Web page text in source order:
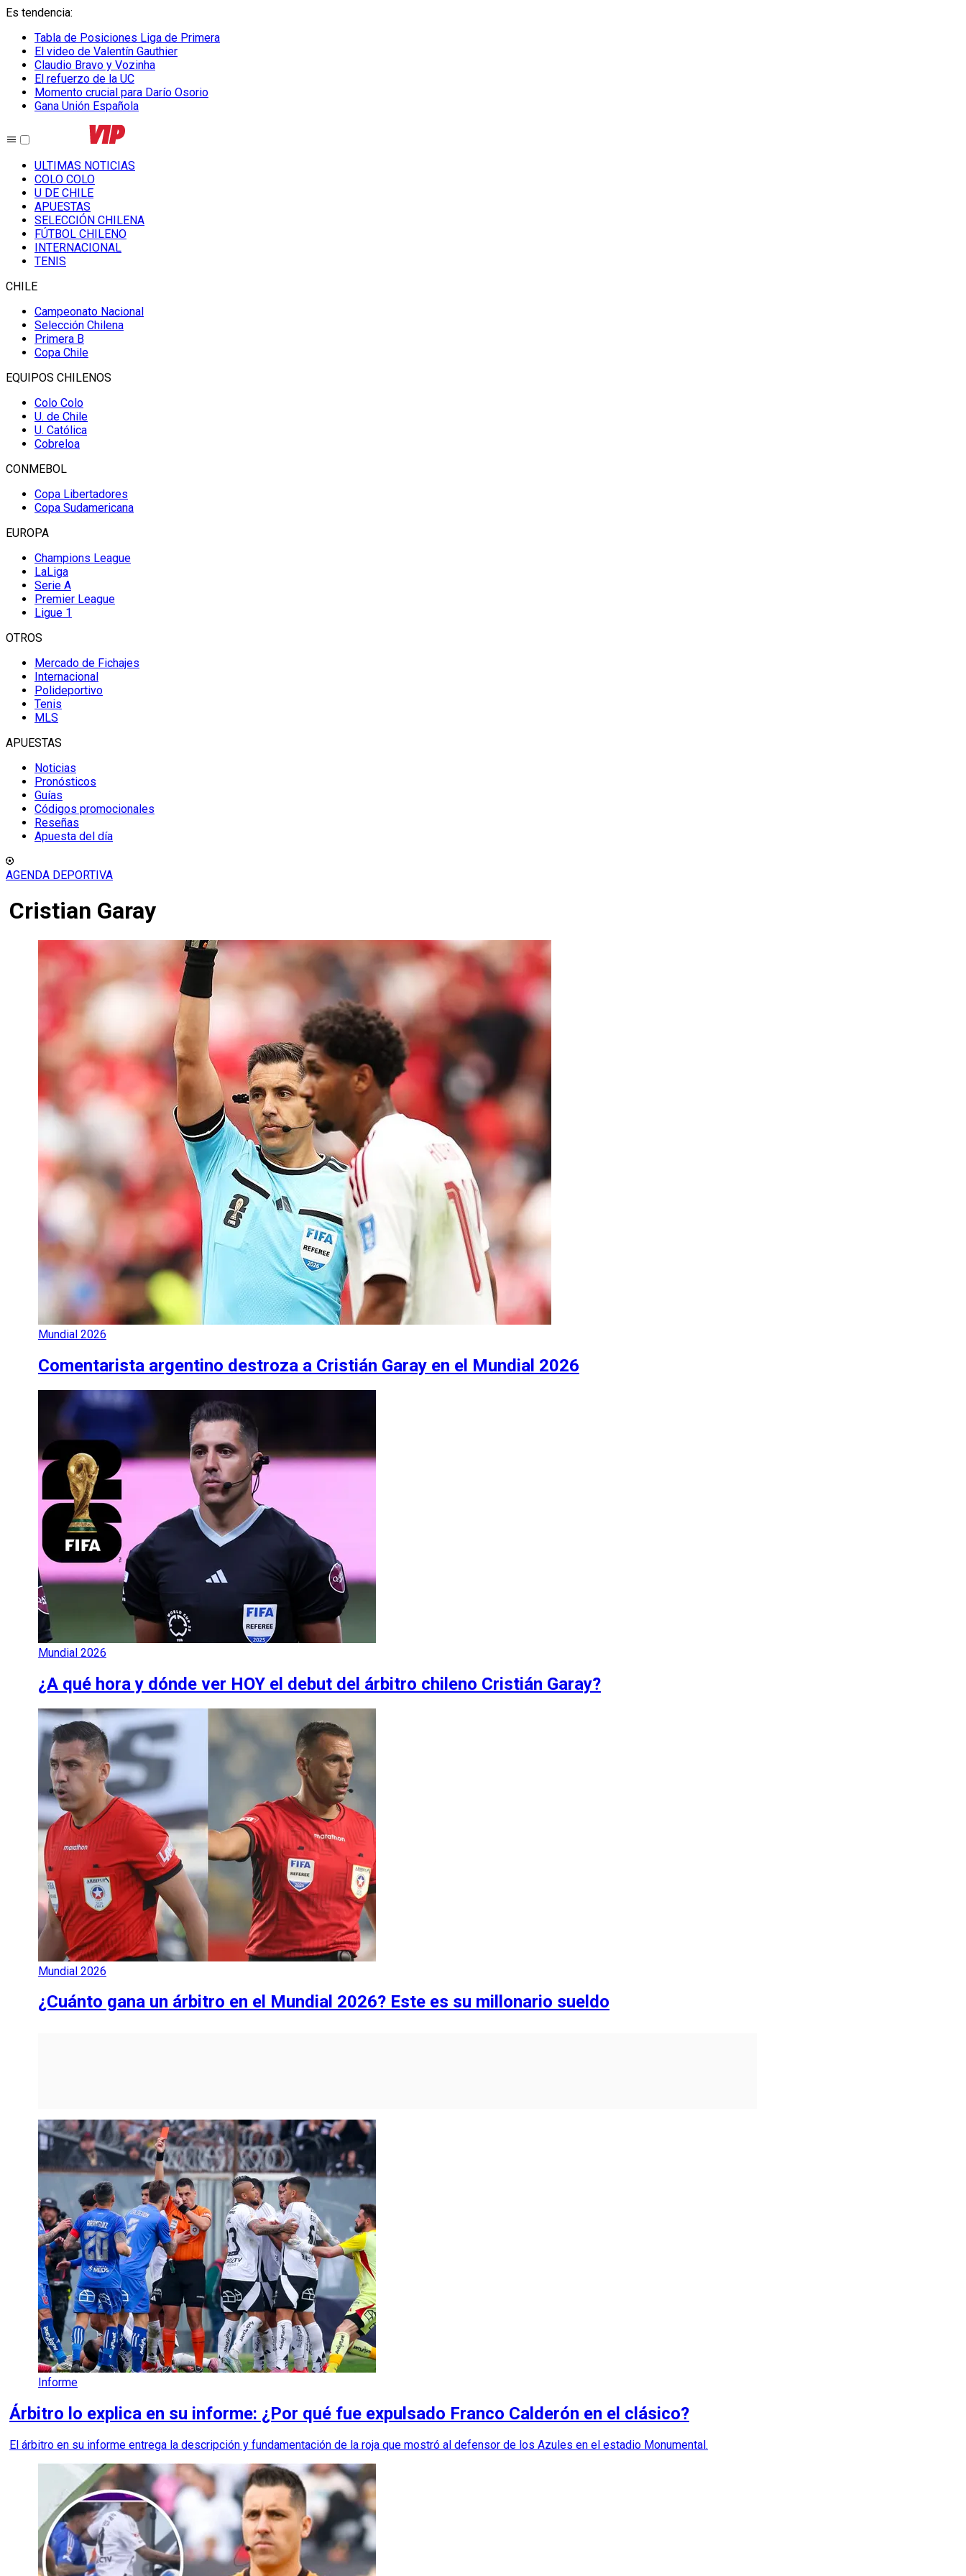
Es tendencia:
Tabla de Posiciones Liga de Primera
El video de Valentín Gauthier
Claudio Bravo y Vozinha
El refuerzo de la UC
Momento crucial para Darío Osorio
Gana Unión Española
ULTIMAS NOTICIAS
COLO COLO
U DE CHILE
APUESTAS
SELECCIÓN CHILENA
FÚTBOL CHILENO
INTERNACIONAL
TENIS
CHILE
Campeonato Nacional
Selección Chilena
Primera B
Copa Chile
EQUIPOS CHILENOS
Colo Colo
U. de Chile
U. Católica
Cobreloa
CONMEBOL
Copa Libertadores
Copa Sudamericana
EUROPA
Champions League
LaLiga
Serie A
Premier League
Ligue 1
OTROS
Mercado de Fichajes
Internacional
Polideportivo
Tenis
MLS
APUESTAS
Noticias
Pronósticos
Guías
Códigos promocionales
Reseñas
Apuesta del día
AGENDA DEPORTIVA
Cristian Garay
Mundial 2026
Comentarista argentino destroza a Cristián Garay en el Mundial 2026
Mundial 2026
¿A qué hora y dónde ver HOY el debut del árbitro chileno Cristián Garay?
Mundial 2026
¿Cuánto gana un árbitro en el Mundial 2026? Este es su millonario sueldo
Informe
Árbitro lo explica en su informe: ¿Por qué fue expulsado Franco Calderón en el clásico?
El árbitro en su informe entrega la descripción y fundamentación de la roja que mostró al defensor de los Azules en el estadio Monumental.